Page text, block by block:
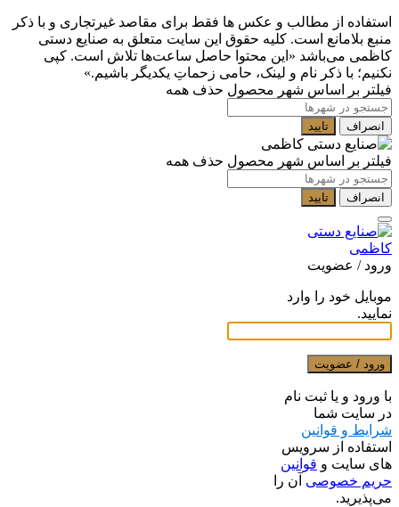
استفاده از مطالب و عکس ها فقط برای مقاصد غیرتجاری و با ذکر
منبع بلامانع است. کلیه حقوق این سایت متعلق به صنایع دستی
کاظمی می‌باشد «این محتوا حاصل ساعت‌ها تلاش است. کپی
نکنیم؛ با ذکر نام و لینک، حامی زحماتِ یکدیگر باشیم.»
فیلتر بر اساس شهر محصول حذف همه
انصراف تایید
فیلتر بر اساس شهر محصول حذف همه
انصراف تایید
ورود / عضویت
موبایل خود را وارد
نمایید.
ورود / عضویت
با ورود و یا ثبت نام
در سایت شما
شرایط و قوانین
استفاده از سرویس
های سایت و قوانین
حریم خصوصی آن را
می‌پذیرید.